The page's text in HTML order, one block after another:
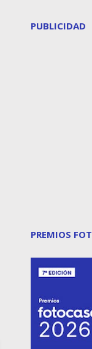
PUBLICIDAD
PREMIOS